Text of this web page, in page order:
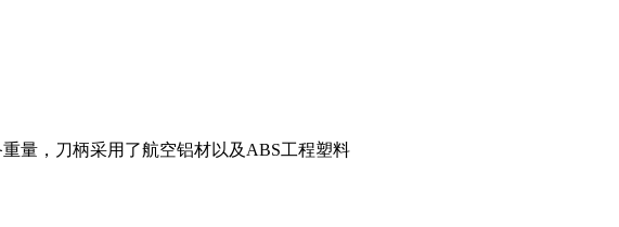
量，刀柄采用了航空铝材以及ABS工程塑料